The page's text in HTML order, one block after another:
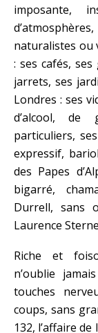
imposante,
naturalistes ou
: ses cafés,
jarrets, ses
Londres : ses
d’alcool, de
particuliers,
expressif,
des Papes
bigarré,
Durrell, sans
Laurence
Riche et
n’oublie
touches
coups, sans
132, l’affaire